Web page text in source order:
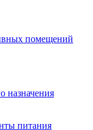
помещений
назначения
питания